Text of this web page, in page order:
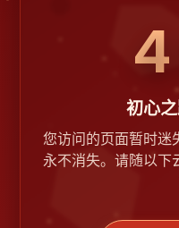
初心
您访问的页面暂时迷
永不消失。请随以下